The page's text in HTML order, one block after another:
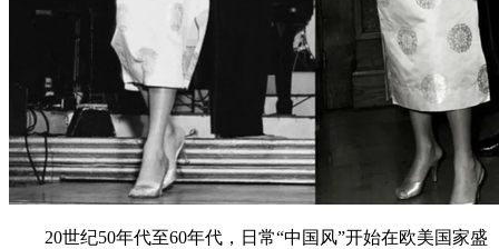
20世纪50年代至60年代，日常“中国风”开始在欧美国家盛